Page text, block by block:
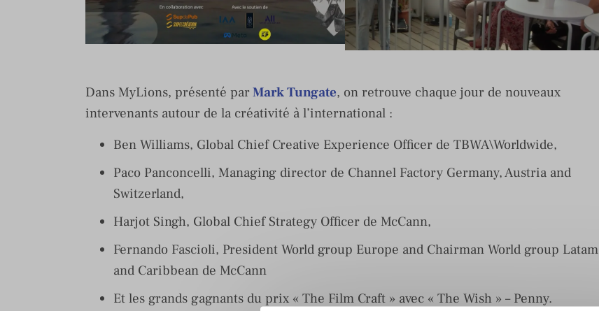
Dans MyLions, présenté parMark Tungate, on retrouve chaque jour de nouveaux
intervenants autour de la créativité à l’international :
Ben Williams, Global Chief Creative Experience Officer de TBWA\Worldwide,
Paco Panconcelli, Managing director de Channel Factory Germany, Austria and
Switzerland,
Harjot Singh, Global Chief Strategy Officer de McCann,
Fernando Fascioli, President World group Europe and Chairman World group Latam
and Caribbean de McCann
Et les grands gagnants du prix « The Film Craft » avec « The Wish » – Penny.